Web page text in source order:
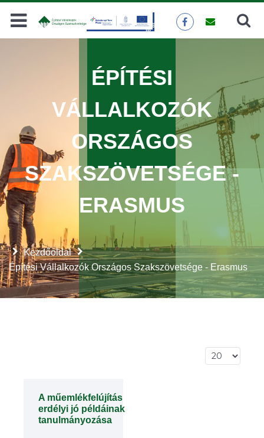
Keresés
Kezdőoldal
Építési Vállalkozók Országos Szakszövetsége - Erasmus
ÉPÍTÉSI
VÁLLALKOZÓK
ORSZÁGOS
SZAKSZÖVETSÉGE -
ERASMUS
Tételek #
A műemlékfelújítás
erdélyi jó példáinak
tanulmányozása